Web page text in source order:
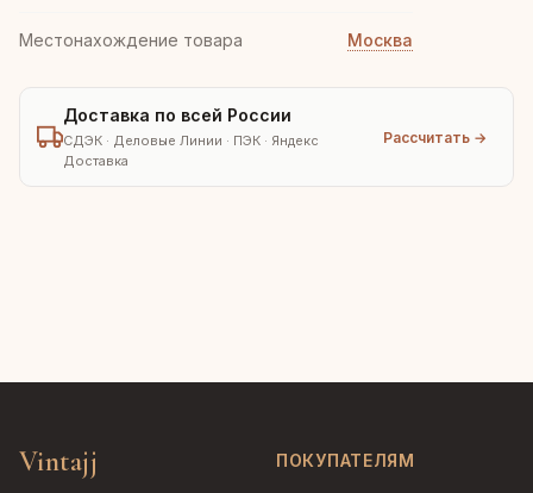
Местонахождение товара Москва
Доставка по всей России
СДЭК · Деловые Линии · ПЭК · Яндекс
Доставка
Рассчитать →
Vintajj ПОКУПАТЕЛЯМ